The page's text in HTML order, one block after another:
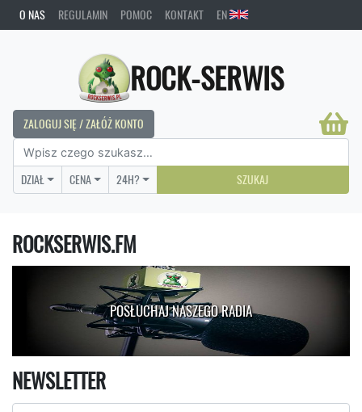
O NAS REGULAMIN POMOC KONTAKT EN
ROCK-SERWIS
ZALOGUJ SIĘ / ZAŁÓŻ KONTO
DZIAŁ CENA 24H? SZUKAJ
ROCKSERWIS.FM
POSŁUCHAJ NASZEGO RADIA
NEWSLETTER